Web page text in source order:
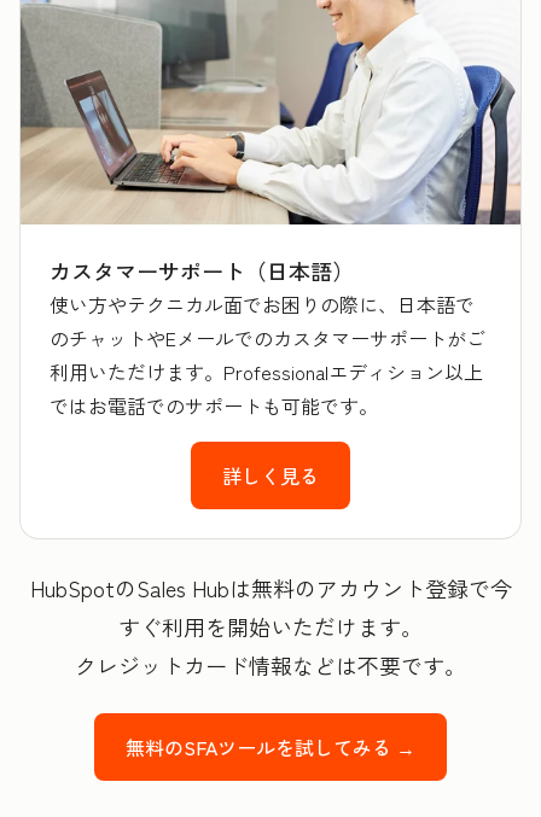
カスタマーサポート（日本語）
使い方やテクニカル面でお困りの際に、日本語で
のチャットやEメールでのカスタマーサポートがご
利用いただけます。Professionalエディション以上
ではお電話でのサポートも可能です。
詳しく見る
HubSpotのSales Hubは無料のアカウント登録で今
すぐ利用を開始いただけます。
クレジットカード情報などは不要です。
無料のSFAツールを試してみる →